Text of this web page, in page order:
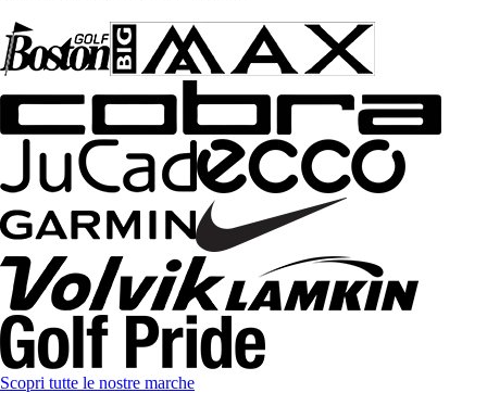
Scopri tutte le nostre marche